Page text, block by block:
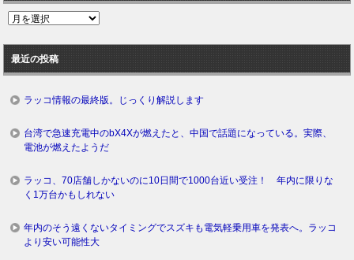
過
ロ
グ
最近の投稿
ラッコ情報の最終版。じっくり解説します
台湾で急速充電中のbX4Xが燃えたと、中国で話題になっている。実際、
電池が燃えたようだ
ラッコ、70店舗しかないのに10日間で1000台近い受注！ 年内に限りな
く1万台かもしれない
年内のそう遠くないタイミングでスズキも電気軽乗用車を発表へ。ラッコ
より安い可能性大